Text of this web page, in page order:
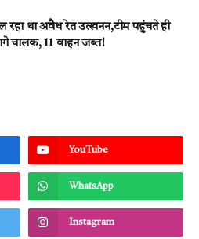
रहा था अवैध रेत उत्खनन,टीम पहुंचते ही
चालक, 11 वाहन जब्त!
YouTube
WhatsApp
Instagram